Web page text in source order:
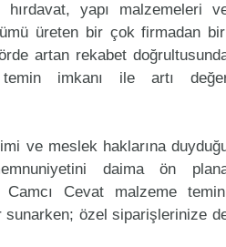
hırdavat, yapı malzemeleri
üreten bir çok firmadan
artan rekabet
imkanı ile artı
ve meslek haklarına
daima ön
Camcı Cevat malzeme
sunarken; özel siparişlerinize